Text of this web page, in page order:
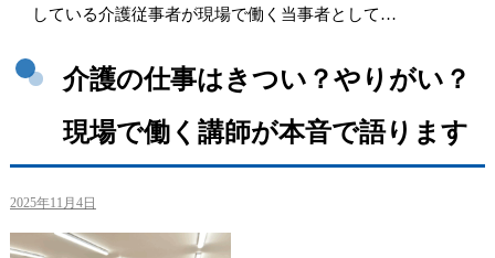
している介護従事者が現場で働く当事者として…
介護の仕事はきつい？やりがい？
現場で働く講師が本音で語ります
2025年11月4日